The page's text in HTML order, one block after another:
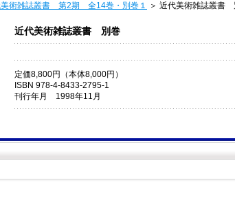
美術雑誌叢書 第2期 全14巻・別巻１ ＞ 近代美術雑誌叢書
近代美術雑誌叢書 別巻
定価8,800円（本体8,000円）
ISBN 978-4-8433-2795-1
刊行年月 1998年11月